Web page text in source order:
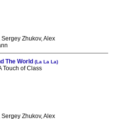
Sergey Zhukov, Alex
The World (La La La)
Touch of Class
Sergey Zhukov, Alex